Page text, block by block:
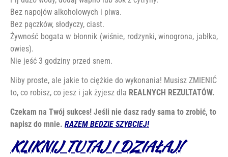
Bez napojów alkoholowych i piwa.
Bez pączków, słodyczy, ciast.
Żywność bogata w błonnik (wiśnie, rodzynki, winogrona, jabłka,
owies).
Nie jeść 3 godziny przed snem.
Niby proste, ale jakie to ciężkie do wykonania! Musisz ZMIENIĆ
to, co robisz, co jesz i jak żyjesz dla REALNYCH REZULTATÓW.
Czekam na Twój sukces! Jeśli nie dasz rady sama to zrobić, to
napisz do mnie. RAZEM BEDZIE SZYBCIEJ!
KLIKNIJ TUTAJ I DZIAŁAJ!